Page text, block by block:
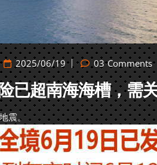
2025/06/19 03 Comments
已超南海海槽，需
震。